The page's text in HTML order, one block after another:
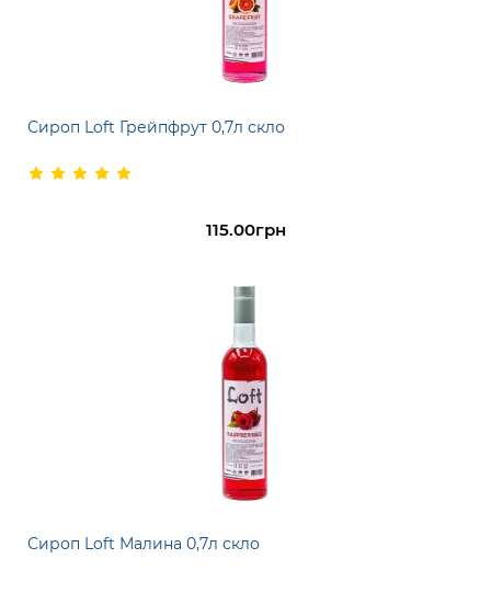
Сироп Loft Грейпфрут 0,7л скло
115.00грн
Сироп Loft Малина 0,7л скло